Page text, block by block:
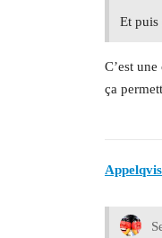
Et puis
C’est
ça